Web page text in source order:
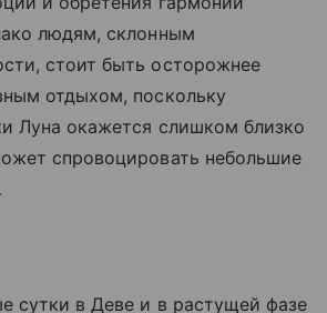
людям, склонным
стоит быть осторожнее
отдыхом, поскольку
Луна окажется слишком близко
спровоцировать небольшие
сутки в Деве и в растущей фазе